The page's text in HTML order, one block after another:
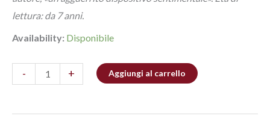
lettura: da 7 anni.
Availability: Disponibile
- + Aggiungi al carrello